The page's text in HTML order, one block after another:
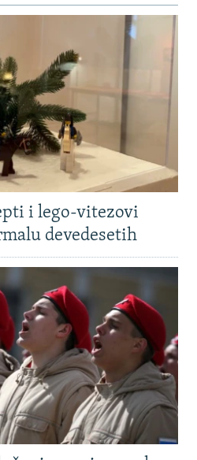
i lego-vitezovi
devedesetih